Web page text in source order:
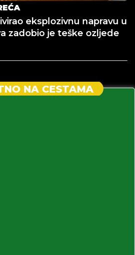
eksplozivnu napravu u
zadobio je teške ozljede
NA CESTAMA